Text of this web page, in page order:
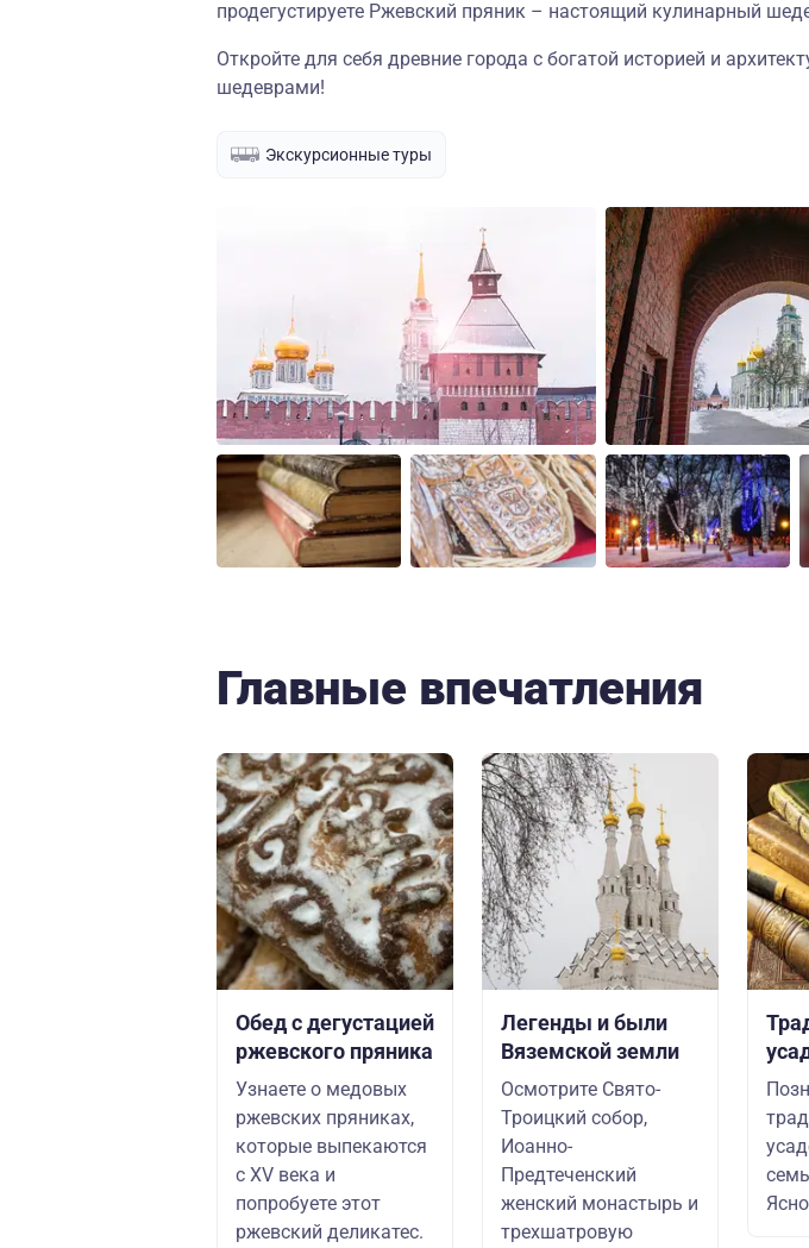
продегустируете Ржевский пряник – настоящий кулинарный
Откройте для себя древние города с богатой историей и
шедеврами!
Экскурсионные туры
Главные впечатления
Обед с дегустацией
ржевского пряника
Узнаете о медовых
ржевских пряниках,
которые выпекаются
с XV века и
попробуете этот
ржевский деликатес.
Легенды и были
Вяземской земли
Осмотрите Свято-
Троицкий собор,
Иоанно-
Предтеченский
женский монастырь и
трехшатровую